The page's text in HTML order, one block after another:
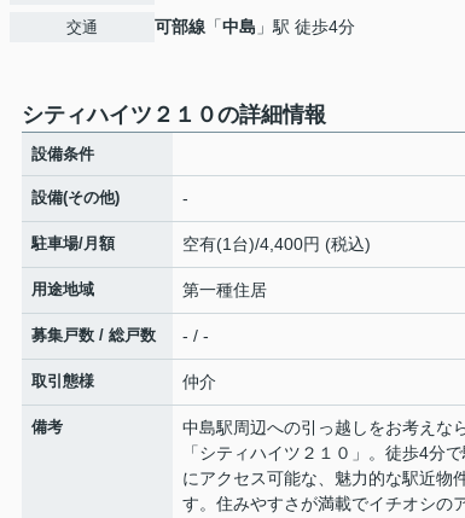
交通 可部線 「中島 」駅 徒歩4分
シティハイツ２１０の詳細情報
設備条件
設備(その他) -
駐車場/月額 空有(1台)/4,400円 (税込)
用途地域 第一種住居
募集戸数 / 総戸数 - / -
取引態様 仲介
備考
中島駅周辺への引っ越しをお考えな
「シティハイツ２１０」。徒歩4分
にアクセス可能な、魅力的な駅近物
す。住みやすさが満載でイチオシの